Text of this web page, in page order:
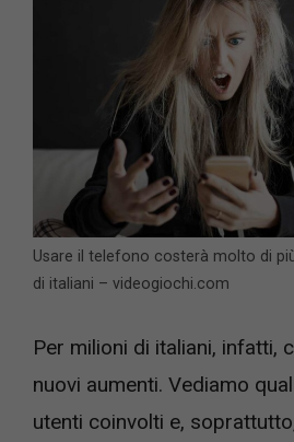
Usare il telefono costerà molto di
di italiani – videogiochi.com
Per milioni di italiani, infatti,
nuovi aumenti. Vediamo
utenti coinvolti e,